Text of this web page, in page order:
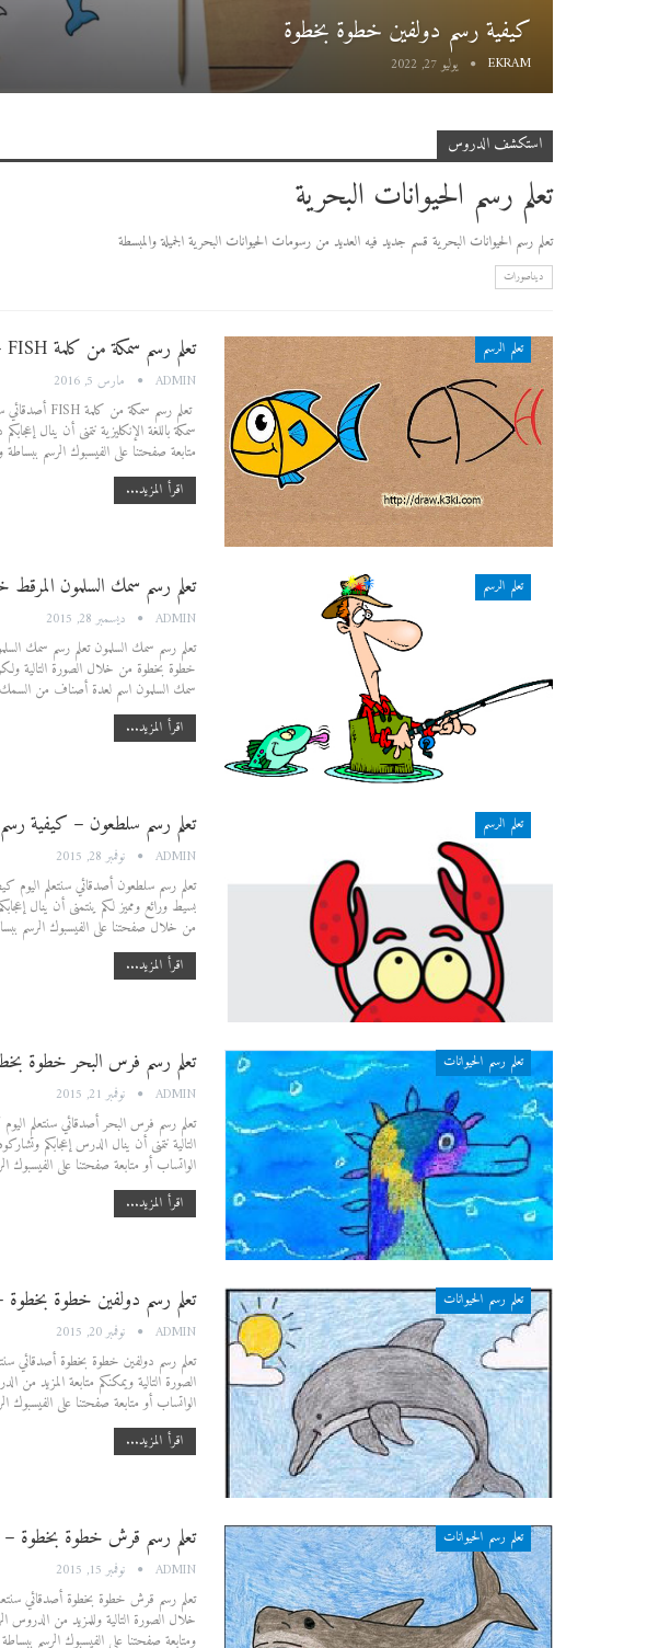
كيفية رسم دولفين خطوة بخطوة
EKRAM يوليو 27, 2022
استكشف الدروس
تعلم رسم الحيوانات البحرية
تعلم رسم الحيوانات البحرية قسم جديد فيه العديد من رسومات الحيوانات البحرية الجميلة والمبسطة
ديناصورات
تعلم الرسم تعلم رسم سمكة من كلمة FISH – تعليم الرسم
ADMIN مارس 5, 2016
سمكة باللغة الإنكليزية نتمنى أن ينال
متابعة صفحتنا على الفيسبوك الرسم
اقرأ المزيد...
تعلم الرسم تعلم رسم سمك السلمون المرقط
ADMIN ديسمبر 28, 2015
تعلم رسم سمك السلمون تعلم رسم سمك
خطوة بخطوة من خلال الصورة التالية
سمك السلمون اسم لعدة أصناف من
اقرأ المزيد...
تعلم الرسم تعلم رسم سلطعون – كيفية
ADMIN نوفمبر 28, 2015
تعلم رسم سلطعون أصدقائي سنتعلم
بسيط ورائع ومميز لكم ينتمنى أن ينال
من خلال صفحتنا على الفيسبوك الرسم
اقرأ المزيد...
تعلم رسم الحيوانات تعلم رسم فرس البحر خطوة
ADMIN نوفمبر 21, 2015
تعلم رسم فرس البحر أصدقائي سنتعلم
التالية نتمنى أن ينال الدرس إعجابكم
الواتساب أو متابعة صفحتنا على الفيسبوك
اقرأ المزيد...
تعلم رسم الحيوانات تعلم رسم دولفين خطوة بخطوة –
ADMIN نوفمبر 20, 2015
تعلم رسم دولفين خطوة بخطوة أصدقائي
الصورة التالية ويمكنكم متابعة المزيد من
الواتساب أو متابعة صفحتنا على
اقرأ المزيد...
تعلم رسم الحيوانات تعلم رسم قرش خطوة بخطوة –
ADMIN نوفمبر 15, 2015
تعلم رسم قرش خطوة بخطوة أصدقائي
خلال الصورة التالية وللمزيد من الدروس
ومتابعة صفحتنا على الفيسبوك الرسم